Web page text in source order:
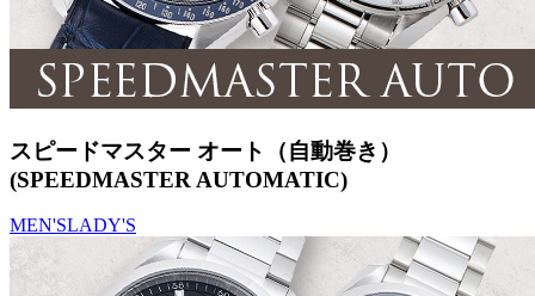
スピードマスター オート（自動巻き）
(SPEEDMASTER AUTOMATIC)
MEN'SLADY'S